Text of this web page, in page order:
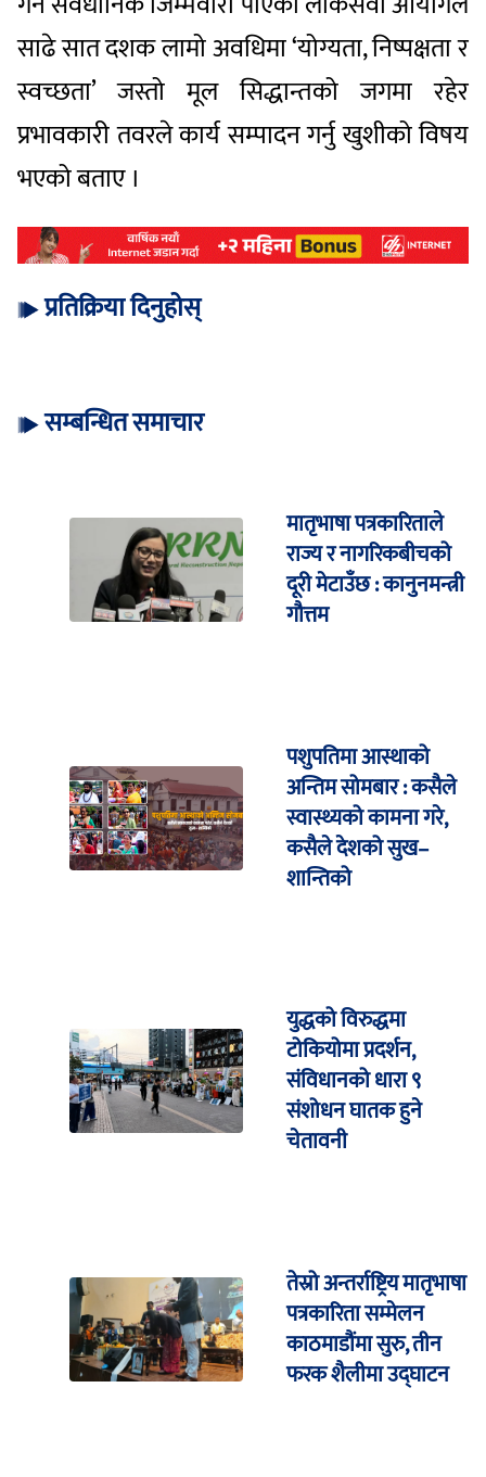
साढे सात दशक लामो अवधिमा ‘योग्यता, निष्पक्षता र
स्वच्छता’ जस्तो मूल सिद्धान्तको जगमा रहेर
प्रभावकारी तवरले कार्य सम्पादन गर्नु खुशीको विषय
भएको बताए ।
प्रतिक्रिया दिनुहोस्
सम्बन्धित समाचार
मातृभाषा पत्रकारिताले
राज्य र नागरिकबीचको
दूरी मेटाउँछ : कानुनमन्त्री
गौत्तम
पशुपतिमा आस्थाको
अन्तिम सोमबार : कसैले
स्वास्थ्यको कामना गरे,
कसैले देशको सुख–
शान्तिको
युद्धको विरुद्धमा
टोकियोमा प्रदर्शन,
संविधानको धारा ९
संशोधन घातक हुने
चेतावनी
तेस्रो अन्तर्राष्ट्रिय मातृभाषा
पत्रकारिता सम्मेलन
काठमाडौंमा सुरु, तीन
फरक शैलीमा उद्घाटन